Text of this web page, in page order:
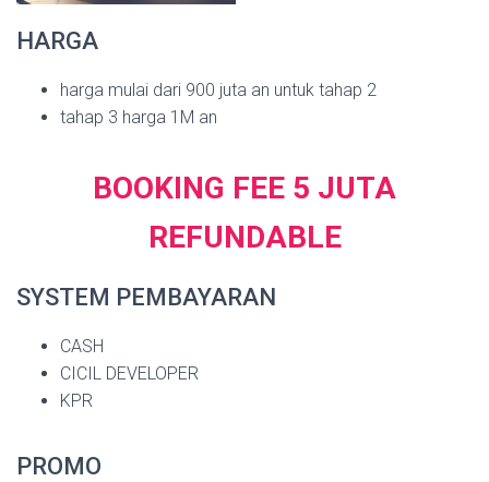
HARGA
harga mulai dari 900 juta an untuk tahap 2
tahap 3 harga 1M an
BOOKING FEE 5 JUTA
REFUNDABLE
SYSTEM PEMBAYARAN
CASH
CICIL DEVELOPER
KPR
PROMO